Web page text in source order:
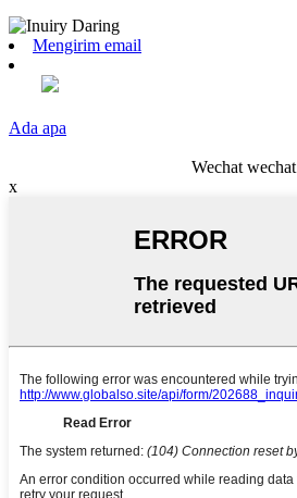
Mengirim email
Ada apa
Wechat wechat
x